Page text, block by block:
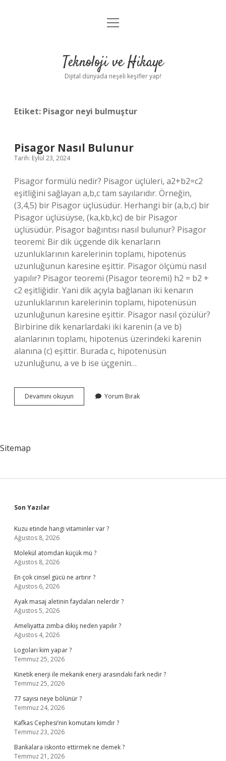
Anasayfa
Yasal Uyarı
menüyü
Teknoloji ve Hikaye
Dijital dünyada neşeli keşifler yap!
Etiket: Pisagor neyi bulmuştur
Pisagor Nasıl Bulunur
Tarih: Eylül 23, 2024
Pisagor formülü nedir? Pisagor üçlüleri, a2+b2=c2
eşitliğini sağlayan a,b,c tam sayılarıdır. Örneğin,
(3,4,5) bir Pisagor üçlüsüdür. Herhangi bir (a,b,c) bir
Pisagor üçlüsüyse, (ka,kb,kc) de bir Pisagor
üçlüsüdür. Pisagor bağıntısı nasıl bulunur? Pisagor
teoremi: Bir dik üçgende dik kenarların
uzunluklarının karelerinin toplamı, hipotenüs
uzunluğunun karesine eşittir. Pisagor ölçümü nasıl
yapılır? Pisagor teoremi (Pisagor teoremi) h2 = b2 +
c2 eşitliğidir. Yani dik açıyla bağlanan iki kenarın
uzunluklarının karelerinin toplamı, hipotenüsün
uzunluğunun karesine eşittir. Pisagor nasıl çözülür?
Birbirine dik kenarlardaki iki karenin (a ve b)
alanlarının toplamı, hipotenüs üzerindeki karenin
alanına (c) eşittir. Burada c, hipotenüsün
uzunluğunu, a ve b ise üçgenin…
Devamını okuyun
Nasıl
Yorum Bırak
Sitemap
Sidebar
Son Yazılar
Kuzu etinde hangi vitaminler var ?
Ağustos 8, 2026
Molekül atomdan küçük mü ?
Ağustos 8, 2026
En çok cinsel gücü ne artırır ?
Ağustos 6, 2026
Ayak masaj aletinin faydaları nelerdir ?
Ağustos 5, 2026
Ameliyatta zımba dikiş neden yapılır ?
Ağustos 4, 2026
Logoları kim yapar ?
Temmuz 25, 2026
Kinetik enerji ile mekanik enerji arasındaki fark nedir ?
Temmuz 25, 2026
77 sayısı neye bölünür ?
Temmuz 24, 2026
Kafkas Cephesi’nin komutanı kimdir ?
Temmuz 23, 2026
Bankalara iskonto ettirmek ne demek ?
Temmuz 21, 2026